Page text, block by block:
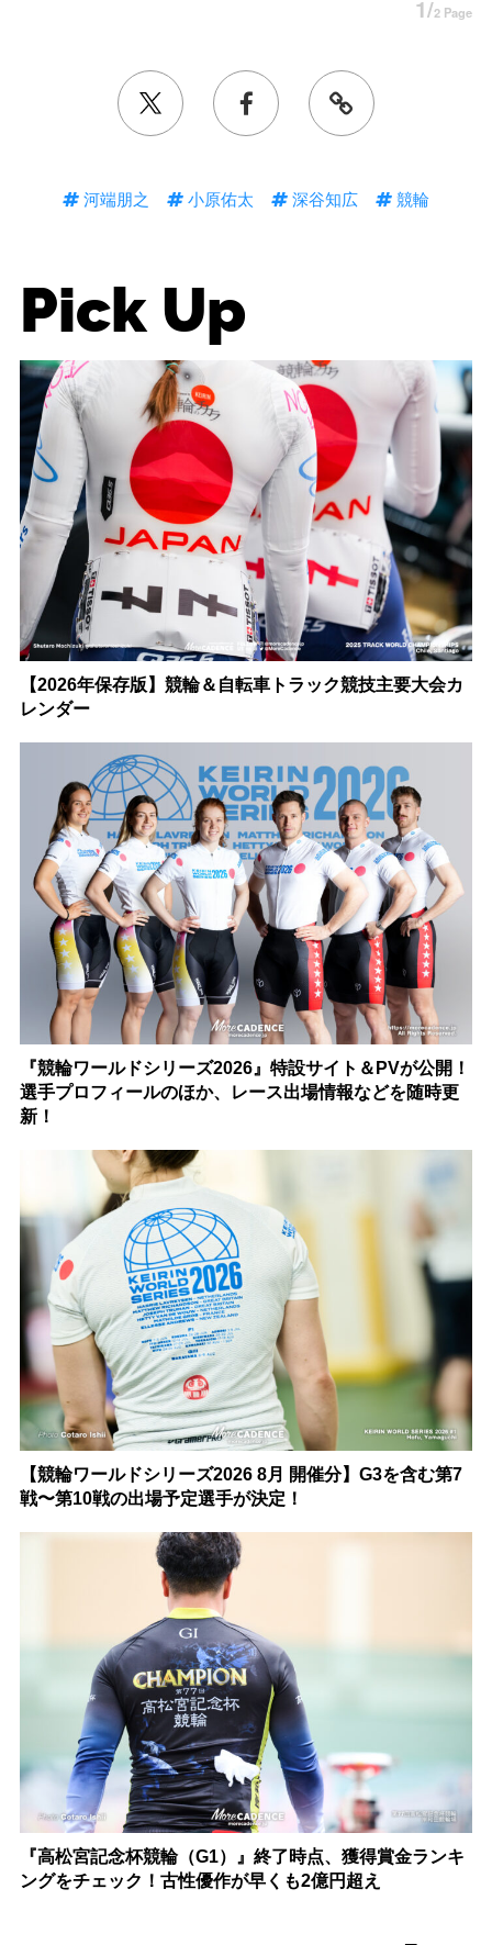
1/2 Page
河端朋之 小原佑太 深谷知広 競輪
Pick Up
【2026年保存版】競輪＆自転車トラック競技主要大会カ
レンダー
『競輪ワールドシリーズ2026』特設サイト＆PVが公開！
選手プロフィールのほか、レース出場情報などを随時更
新！
【競輪ワールドシリーズ2026 8月 開催分】G3を含む第7
戦〜第10戦の出場予定選手が決定！
『高松宮記念杯競輪（G1）』終了時点、獲得賞金ランキ
ングをチェック！古性優作が早くも2億円超え